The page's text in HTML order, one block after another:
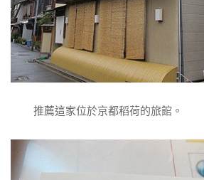
推薦這家位於京都稻荷的旅館。